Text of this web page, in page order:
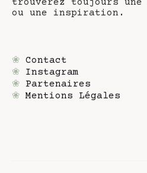
trouverez toujours
ou une inspiration.
❀ Contact
❀ Instagram
❀ Partenaires
❀ Mentions Légales